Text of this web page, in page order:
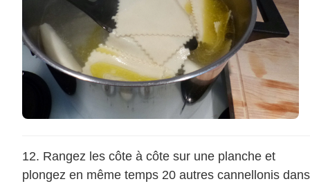
Rangez les côte à côte sur une planche et
plongez en même temps 20 autres cannellonis dans